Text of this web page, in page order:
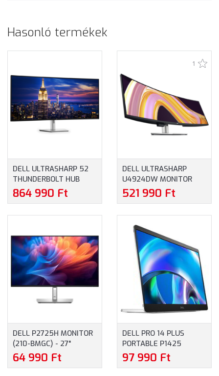
Hasonló termékek
DELL ULTRASHARP 52
THUNDERBOLT HUB
U5226KW ÍVELT 6K
MONITOR (210-BHNX) -
DISPLAYPORT,
THUNDERBOLT 4, USB, 3
ÉV GARANCIA, EZÜST
SZÍNBEN
864 990 Ft
1
DELL ULTRASHARP
U4924DW MONITOR
(210-BGTX) - 49" DUAL
QHD (5120 X 1440), IPS,
USB-C, 3 ÉV GARANCIA,
FEKETE SZÍNBEN
521 990 Ft
DELL P2725H MONITOR
(210-BMGC) - 27"
FULLHD (1920X1080),
IPS, 1500:1, 250CD, 8MS,
64 990 Ft
DELL PRO 14 PLUS
PORTABLE P1425
HORDOZHATÓ MONITOR
(210-BQTB) - 14.0"
97 990 Ft